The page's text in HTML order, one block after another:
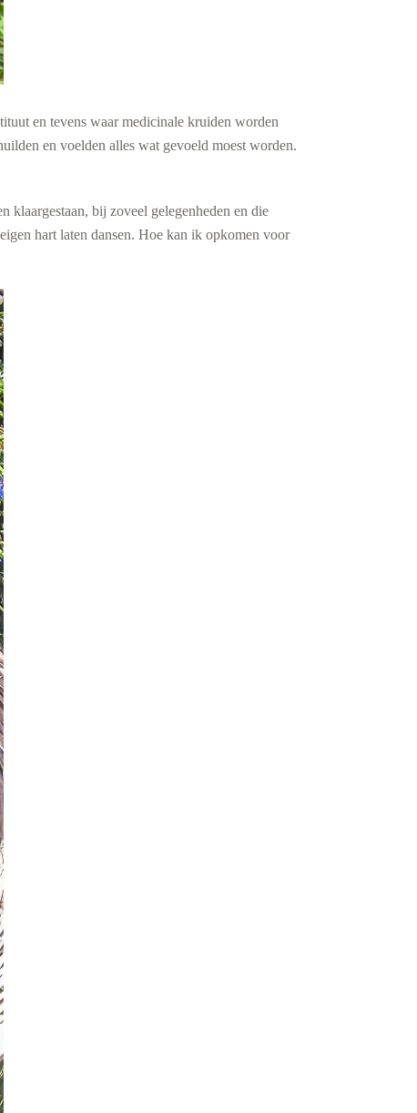
en tevens waar medicinale kruiden worden
en voelden alles wat gevoeld moest worden.
klaargestaan, bij zoveel gelegenheden en die
hart laten dansen. Hoe kan ik opkomen voor